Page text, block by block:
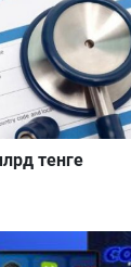
тенге